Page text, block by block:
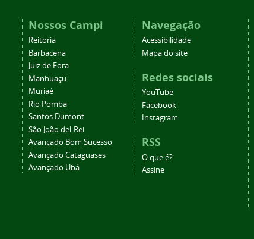
Nossos Campi
Reitoria
Barbacena
Juiz de Fora
Manhuaçu
Muriaé
Rio Pomba
Santos Dumont
São João del-Rei
Avançado Bom Sucesso
Avançado Cataguases
Avançado Ubá
Navegação
Acessibilidade
Mapa do site
Redes sociais
YouTube
Facebook
Instagram
RSS
O que é?
Assine